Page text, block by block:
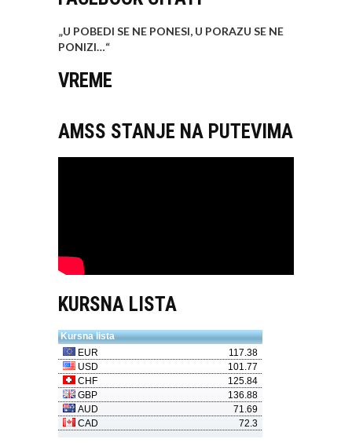
„U POBEDI SE NE PONESI, U PORAZU SE NE
PONIZI…“
VREME
AMSS STANJE NA PUTEVIMA
KURSNA LISTA